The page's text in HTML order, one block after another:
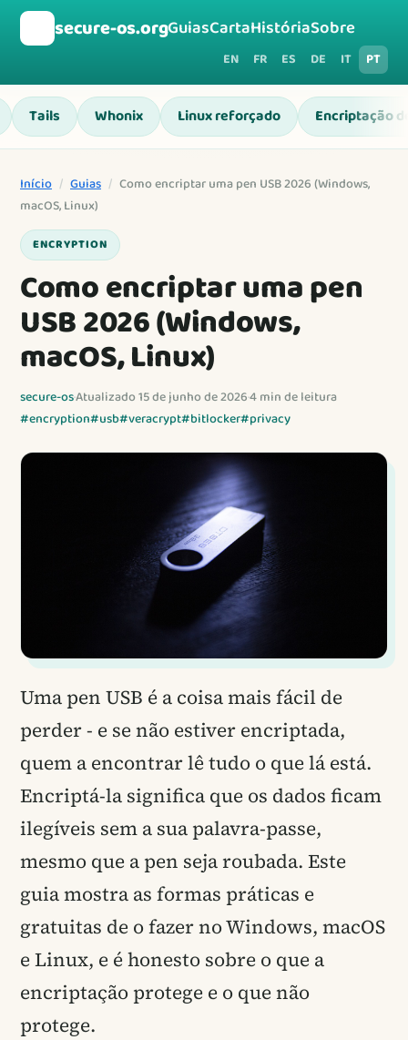
secure-os.orgGuiasCartaHistóriaSobre
EN FR ES DE IT PT
Tails Whonix Linux reforçado Encriptação
Início / Guias / Como encriptar uma pen USB 2026 (Windows,
macOS, Linux)
ENCRYPTION
Como encriptar uma pen
USB 2026 (Windows,
macOS, Linux)
secure-os·Atualizado 15 de junho de 2026·4 min de leitura
#encryption#usb#veracrypt#bitlocker#privacy
Uma pen USB é a coisa mais fácil de
perder - e se não estiver encriptada,
quem a encontrar lê tudo o que lá está.
Encriptá-la significa que os dados ficam
ilegíveis sem a sua palavra-passe,
mesmo que a pen seja roubada. Este
guia mostra as formas práticas e
gratuitas de o fazer no Windows, macOS
e Linux, e é honesto sobre o que a
encriptação protege e o que não
protege.